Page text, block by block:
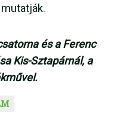
és a Ferenc
Kis-Sztapárnál, a